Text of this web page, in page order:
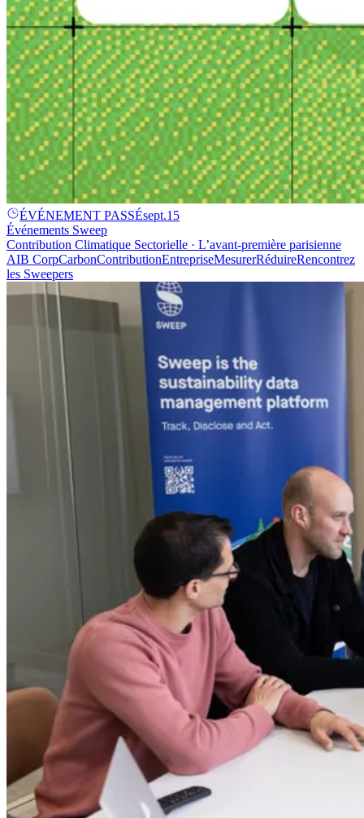
ÉVÉNEMENT PASSÉsept.15
Événements Sweep
Contribution Climatique Sectorielle · L’avant-première parisienne
AIB CorpCarbonContributionEntrepriseMesurerRéduireRencontrez
les Sweepers